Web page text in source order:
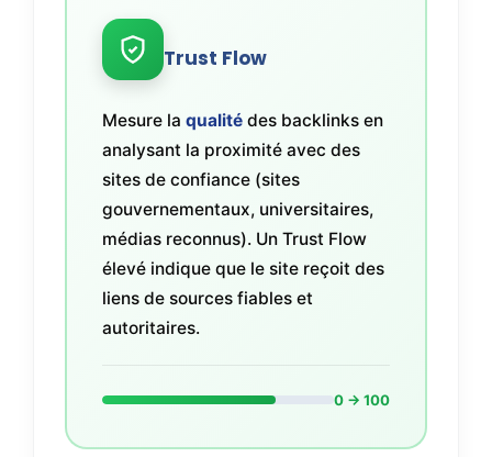
Trust Flow
Mesure la qualité des backlinks en
analysant la proximité avec des
sites de confiance (sites
gouvernementaux, universitaires,
médias reconnus). Un Trust Flow
élevé indique que le site reçoit des
liens de sources fiables et
autoritaires.
0 → 100